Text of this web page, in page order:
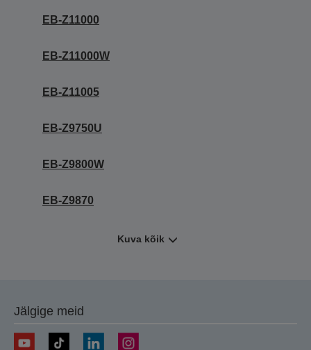
EB-Z11000
EB-Z11000W
EB-Z11005
EB-Z9750U
EB-Z9800W
EB-Z9870
Kuva kõik
Jälgige meid